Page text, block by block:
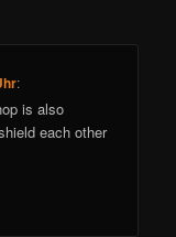
:
is also
each other